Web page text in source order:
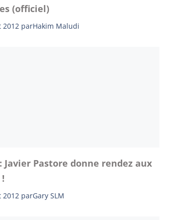
(officiel)
2012 parHakim Maludi
: Javier Pastore donne rendez aux
2012 parGary SLM